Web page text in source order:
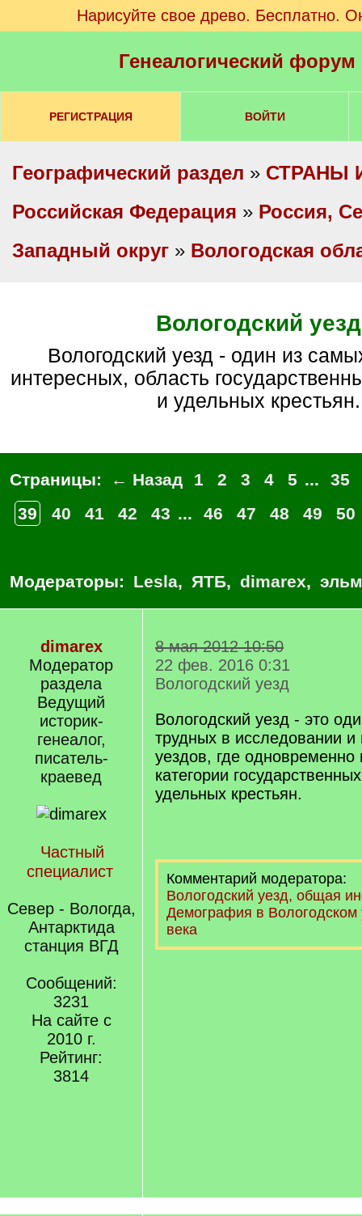
Нарисуйте свое древо. Бесплатно.
Генеалогический
РЕГИСТРАЦИЯ ВОЙТИ
Географический раздел » СТРАНЫ
Российская Федерация » Россия,
Западный округ » Вологодская
Вологодский уезд
Вологодский уезд - один из самых трудных и
интересных, область
и удельных крестьян.
Страницы: ← Назад 1 2 3 4 5 ...
35
39
40 41 42 43 ... 46 47 48 49 50
Модераторы: Lesla, ЯТБ, dimarex,
dimarex
Модератор
раздела
Ведущий
историк-
генеалог,
писатель-
краевед
Частный
специалист
Север - Вологда,
Антарктида
станция ВГД
Сообщений:
3231
На сайте с
2010 г.
Рейтинг:
3814
8 мая 2012 10:50
22 фев. 2016 0:31
Вологодский уезд
Вологодский уезд - это
трудных в исследовании и
уездов, где одновременно
категории
удельных крестьян.
Комментарий модератора:
Вологодский уезд, общая
Демография в Вологодском
века